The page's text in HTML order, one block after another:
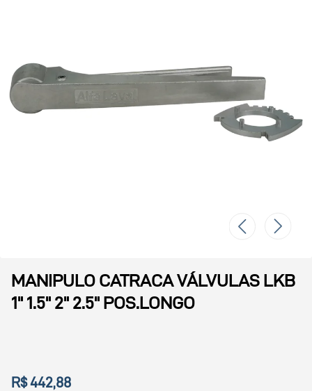
MANIPULO CATRACA VÁLVULAS LKB
1" 1.5" 2" 2.5" POS.LONGO
R$ 442,88